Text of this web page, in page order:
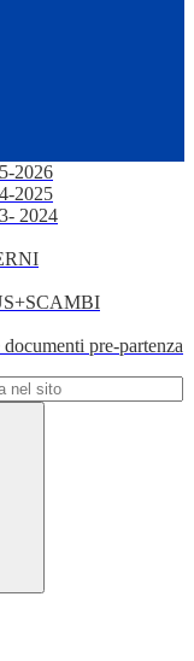
2026
2025
2024
pre-partenza